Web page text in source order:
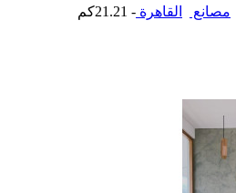
مصانع القاهرة - 21.21كم